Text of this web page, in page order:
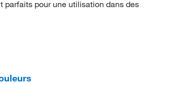
parfaits pour une utilisation dans des